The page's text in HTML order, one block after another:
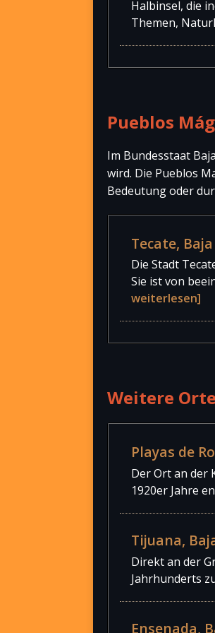
Halbinsel, die
Themen,
Pueblos
Im Bundesstaat
wird. Die Pueblos
Bedeutung oder
Tecate,
Die Stadt
Sie ist von
weiterlesen]
Weitere Orte
Playas de
Der Ort an der
1920er Jahre
Tijuana,
Direkt an der
Jahrhunderts
Ensenada,